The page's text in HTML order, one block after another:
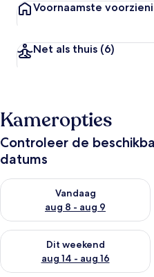
Voornaamste
Net als thuis (6)
Kameropties
Controleer de
datums
Vandaag
aug 8 - aug 9
De beschikbaarheid
Dit weekend
aug 14 - aug 16
De beschikbaarheid